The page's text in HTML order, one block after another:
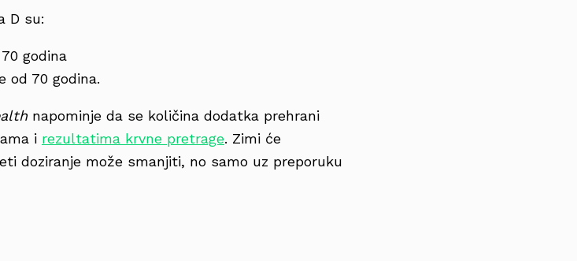
D su:
godina
od 70 godina.
napominje da se količina dodatka prehrani
i rezultatima krvne pretrage. Zimi će
doziranje može smanjiti, no samo uz preporuku